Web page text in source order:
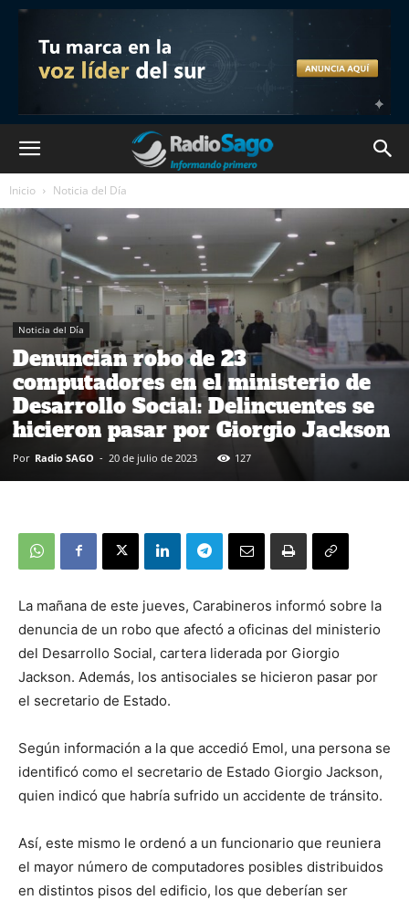
Inicio Noticia del Día
Noticia del Día
Denuncian robo de 23
computadores en el ministerio de
Desarrollo Social: Delincuentes se
hicieron pasar por Giorgio Jackson
Por Radio SAGO - 20 de julio de 2023 127
La mañana de este jueves, Carabineros informó sobre la
denuncia de un robo que afectó a oficinas del ministerio
del Desarrollo Social, cartera liderada por Giorgio
Jackson. Además, los antisociales se hicieron pasar por
el secretario de Estado.
Según información a la que accedió Emol, una persona se
identificó como el secretario de Estado Giorgio Jackson,
quien indicó que habría sufrido un accidente de tránsito.
Así, este mismo le ordenó a un funcionario que reuniera
el mayor número de computadores posibles distribuidos
en distintos pisos del edificio, los que deberían ser